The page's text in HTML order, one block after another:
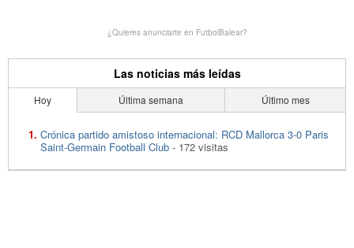
¿Quieres anunciarte en FutbolBalear?
Las noticias más leídas
Hoy Última semana Último mes
Crónica partido amistoso internacional: RCD Mallorca 3-0 Paris
Saint-Germain Football Club - 172 visitas